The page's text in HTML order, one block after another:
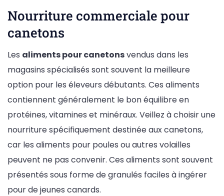
Nourriture commerciale pour
canetons
Les aliments pour canetonsvendus dans les
magasins spécialisés sont souvent la meilleure
option pour les éleveurs débutants. Ces aliments
contiennent généralement le bon équilibre en
protéines, vitamines et minéraux. Veillez à choisir une
nourriture spécifiquement destinée aux canetons,
car les aliments pour poules ou autres volailles
peuvent ne pas convenir. Ces aliments sont souvent
présentés sous forme de granulés faciles à ingérer
pour de jeunes canards.